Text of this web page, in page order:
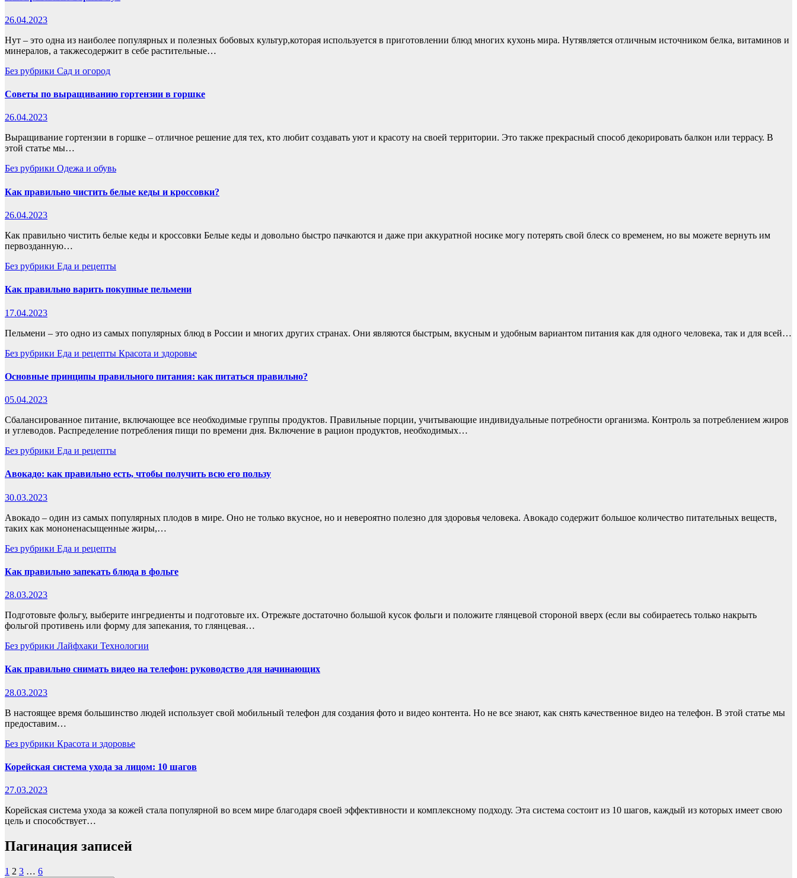
26.04.2023
Нут – это одна из наиболее популярных и полезных бобовых культур,которая используется в приготовлении блюд многих кухонь мира. Нутявляется отличным источником белка, витаминов и
минералов, а такжесодержит в себе растительные…
Без рубрики Сад и огород
Советы по выращиванию гортензии в горшке
26.04.2023
Выращивание гортензии в горшке – отличное решение для тех, кто любит создавать уют и красоту на своей территории. Это также прекрасный способ декорировать балкон или террасу. В
этой статье мы…
Без рубрики Одежа и обувь
Как правильно чистить белые кеды и кроссовки?
26.04.2023
Как правильно чистить белые кеды и кроссовки Белые кеды и довольно быстро пачкаются и даже при аккуратной носике могу потерять свой блеск со временем, но вы можете вернуть им
первозданную…
Без рубрики Еда и рецепты
Как правильно варить покупные пельмени
17.04.2023
Пельмени – это одно из самых популярных блюд в России и многих других странах. Они являются быстрым, вкусным и удобным вариантом питания как для одного человека, так и для всей…
Без рубрики Еда и рецепты Красота и здоровье
Основные принципы правильного питания: как питаться правильно?
05.04.2023
Сбалансированное питание, включающее все необходимые группы продуктов. Правильные порции, учитывающие индивидуальные потребности организма. Контроль за потреблением жиров
и углеводов. Распределение потребления пищи по времени дня. Включение в рацион продуктов, необходимых…
Без рубрики Еда и рецепты
Авокадо: как правильно есть, чтобы получить всю его пользу
30.03.2023
Авокадо – один из самых популярных плодов в мире. Оно не только вкусное, но и невероятно полезно для здоровья человека. Авокадо содержит большое количество питательных веществ,
таких как мононенасыщенные жиры,…
Без рубрики Еда и рецепты
Как правильно запекать блюда в фольге
28.03.2023
Подготовьте фольгу, выберите ингредиенты и подготовьте их. Отрежьте достаточно большой кусок фольги и положите глянцевой стороной вверх (если вы собираетесь только накрыть
фольгой противень или форму для запекания, то глянцевая…
Без рубрики Лайфхаки Технологии
Как правильно снимать видео на телефон: руководство для начинающих
28.03.2023
В настоящее время большинство людей использует свой мобильный телефон для создания фото и видео контента. Но не все знают, как снять качественное видео на телефон. В этой статье мы
предоставим…
Без рубрики Красота и здоровье
Корейская система ухода за лицом: 10 шагов
27.03.2023
Корейская система ухода за кожей стала популярной во всем мире благодаря своей эффективности и комплексному подходу. Эта система состоит из 10 шагов, каждый из которых имеет свою
цель и способствует…
Пагинация записей
1 2 3 … 6